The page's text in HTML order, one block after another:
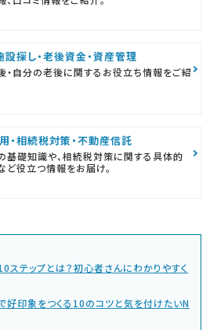
設探し・老後資金・資産管理
・自分の老後に関するお役立ち情報をご紹
・相続税対策・不動産信託
基礎知識や、相続税対策に関する具体的
ど役立つ情報をお届け。
ステップとは？初心者さんにわかりやすく
好印象をつくる10のコツと気を付けたいN